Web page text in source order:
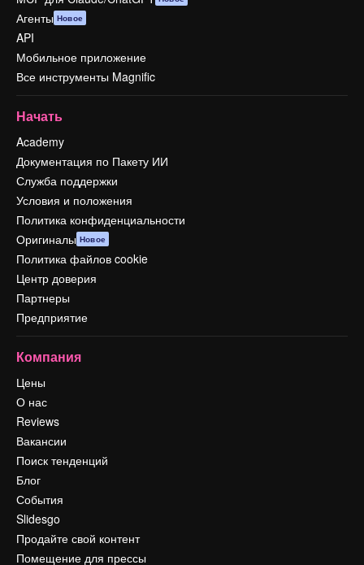
Агенты Новое
API
Мобильное приложение
Все инструменты Magnific
Начать
Academy
Документация по Пакету ИИ
Служба поддержки
Условия и положения
Политика конфиденциальности
Оригиналы Новое
Политика файлов cookie
Центр доверия
Партнеры
Предприятие
Компания
Цены
О нас
Reviews
Вакансии
Поиск тенденций
Блог
События
Slidesgo
Продайте свой контент
Помещение для прессы